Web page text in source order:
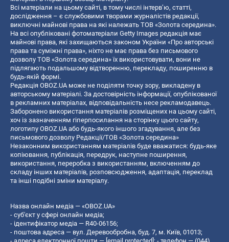
Всі матеріали на цьому сайті, в тому числі інтерв’ю, статті,
дослідження – є службовими творами журналістів редакції,
виключні майнові права на які належать ТОВ «Золота середина».
На всі опубліковані фотоматеріали Getty Images редакція має
майнові права, які захищаються законом України «Про авторські
права та суміжні права», ніхто не має права без письмового
дозволу ТОВ «Золота середина» їх використовувати, вони не
підлягають подальшому відтворенню, перекладу, поширенню в
будь-якій формі.
Редакція OBOZ.UA може не поділяти точку зору, викладену в
авторському матеріалі. За достовірність інформації, опублікованої
в рекламних матеріалах, відповідальність несе рекламодавець.
Заборонено використання матеріалів розміщених на цьому сайті,
хоч із зазначенням гіперпосилання на сторінку цього сайту,
логотипу OBOZ.UA або будь-якого іншого згадування, але без
письмового дозволу Редакції/ТОВ «Золота середина»
Незаконним використанням матеріалів буде вважатися: будь-яке
копiювання, публiкацiя, передрук, наступне поширення,
використання, переробка з використанням, включенням до
складу інших матеріалів, розповсюдження, адаптація, переклад
та інші подібні зміни матеріалу.
Назва онлайн медіа — «OBOZ.UA»
- суб'єкт у сфері онлайн медіа;
- ідентифікатор медіа — R40-06156;
- поштова адреса — вул. Деревообробна, буд. 7, м. Київ, 01013;